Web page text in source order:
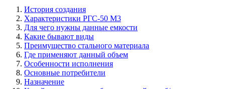
История создания
Характеристики РГС-50 М3
Для чего нужны данные емкости
Какие бывают виды
Преимущество стального материала
Где применяют данный объем
Особенности исполнения
Основные потребители
Назначение